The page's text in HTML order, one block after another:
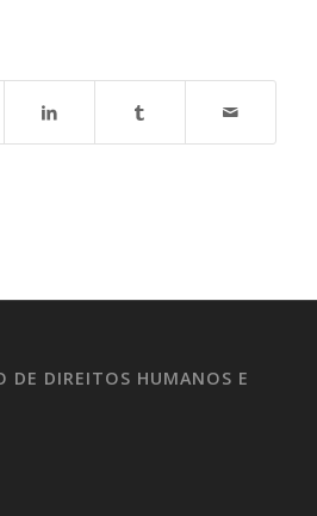
DIREITOS HUMANOS E